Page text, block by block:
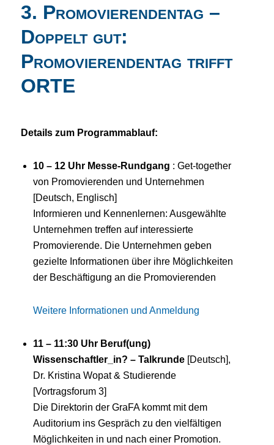
3. Promovierendentag –
Doppelt gut:
Promovierendentag trifft
ORTE
Details zum Programmablauf:
10 – 12 Uhr Messe-Rundgang : Get-together
von Promovierenden und Unternehmen
[Deutsch, Englisch]
Informieren und Kennenlernen: Ausgewählte
Unternehmen treffen auf interessierte
Promovierende. Die Unternehmen geben
gezielte Informationen über ihre Möglichkeiten
der Beschäftigung an die Promovierenden
Weitere Informationen und Anmeldung
11 – 11:30 Uhr Beruf(ung)
Wissenschaftler_in? – Talkrunde [Deutsch],
Dr. Kristina Wopat & Studierende
[Vortragsforum 3]
Die Direktorin der GraFA kommt mit dem
Auditorium ins Gespräch zu den vielfältigen
Möglichkeiten in und nach einer Promotion.